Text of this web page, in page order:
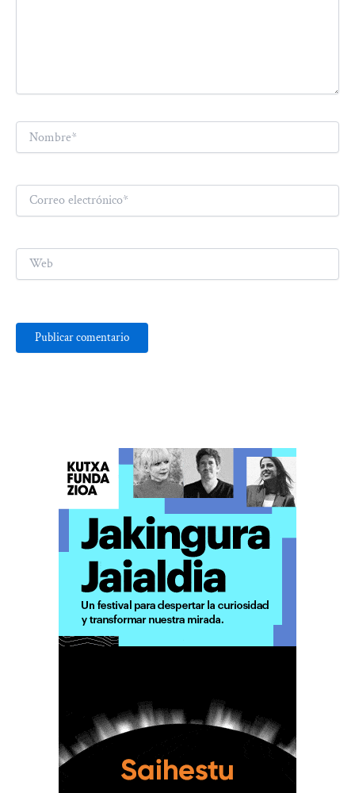
Nombre*
Correo
electrónico*
Web